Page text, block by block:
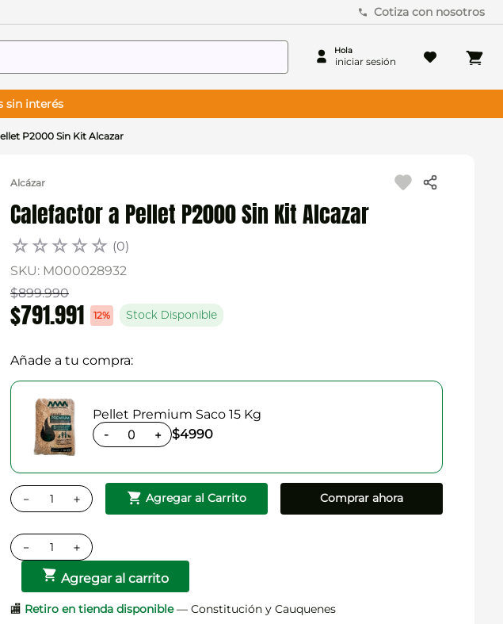
Cotiza con nosotros
sin interés
P2000 Sin Kit Alcazar
Alcázar
Calefactor a Pellet P2000 Sin Kit Alcazar
☆☆☆☆☆ (0)
SKU: M000028932
$899.990
$791.991 12% Stock Disponible
Añade a tu compra:
Pellet Premium Saco 15 Kg
- + $4990
＋
－ Agregar al Carrito Comprar ahora
＋
－
Agregar al carrito
🏬 Retiro en tienda disponible— Constitución y Cauquenes